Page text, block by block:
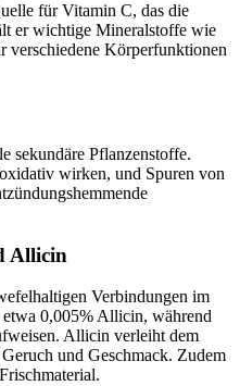
für Vitamin C, das die
er wichtige Mineralstoffe wie
Körperfunktionen
sekundäre Pflanzenstoffe.
wirken, und Spuren von
Allicin
Verbindungen im
0,005% Allicin, während
Allicin verleiht dem
und Geschmack. Zudem